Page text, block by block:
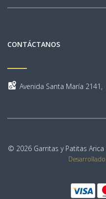
CONTÁCTANOS
Avenida Santa María 2141,
© 2026 Garritas y Patitas